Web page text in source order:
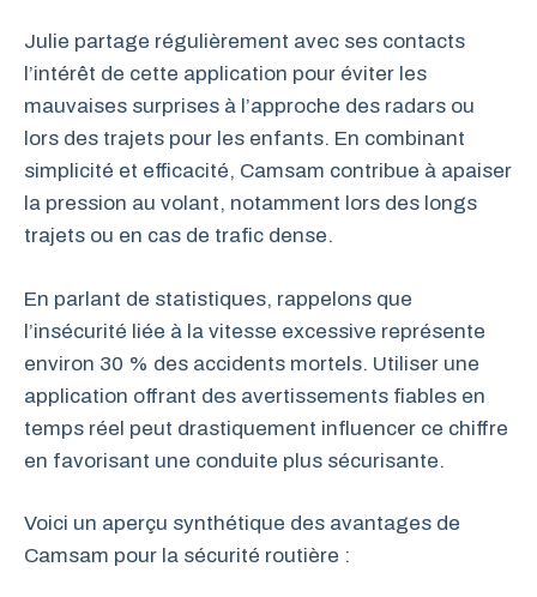
Julie partage régulièrement avec ses contacts
l’intérêt de cette application pour éviter les
mauvaises surprises à l’approche des radars ou
lors des trajets pour les enfants. En combinant
simplicité et efficacité, Camsam contribue à apaiser
la pression au volant, notamment lors des longs
trajets ou en cas de trafic dense.
En parlant de statistiques, rappelons que
l’insécurité liée à la vitesse excessive représente
environ 30 % des accidents mortels. Utiliser une
application offrant des avertissements fiables en
temps réel peut drastiquement influencer ce chiffre
en favorisant une conduite plus sécurisante.
Voici un aperçu synthétique des avantages de
Camsam pour la sécurité routière :